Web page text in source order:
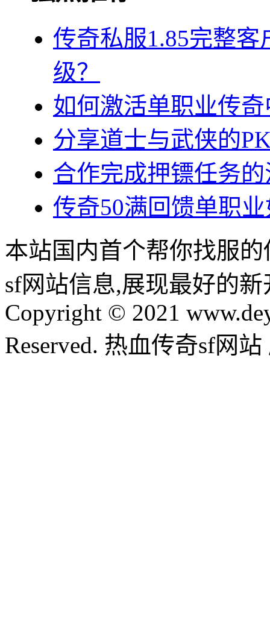
传奇私服1.85完整
级？
如何激活单职业传
分享道士与武侠的
合作完成押镖任务
传奇50满回馈单职
本站国内首个帮你找服
sf网站信息,展现最好的
Copyright © 2021
Reserved. 热血传奇sf网